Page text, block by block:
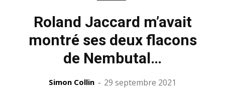
Roland Jaccard m’avait
montré ses deux flacons
de Nembutal…
Simon Collin - 29 septembre 2021